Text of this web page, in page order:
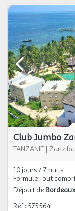
Club Jumbo
TANZANIE |
10 jours / 7 nuits
Formule Tout
Départ de
Réf : 575564